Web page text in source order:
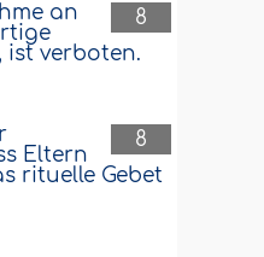
8
an
ist verboten.
8
Eltern
rituelle Gebet